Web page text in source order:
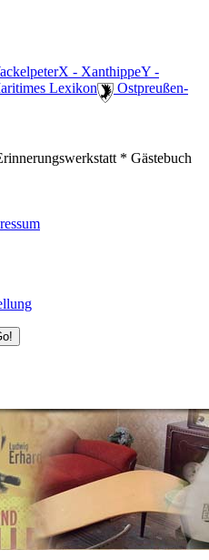
X - XanthippeY -
Lexikon
️ Ostpreußen-
* Gästebuch